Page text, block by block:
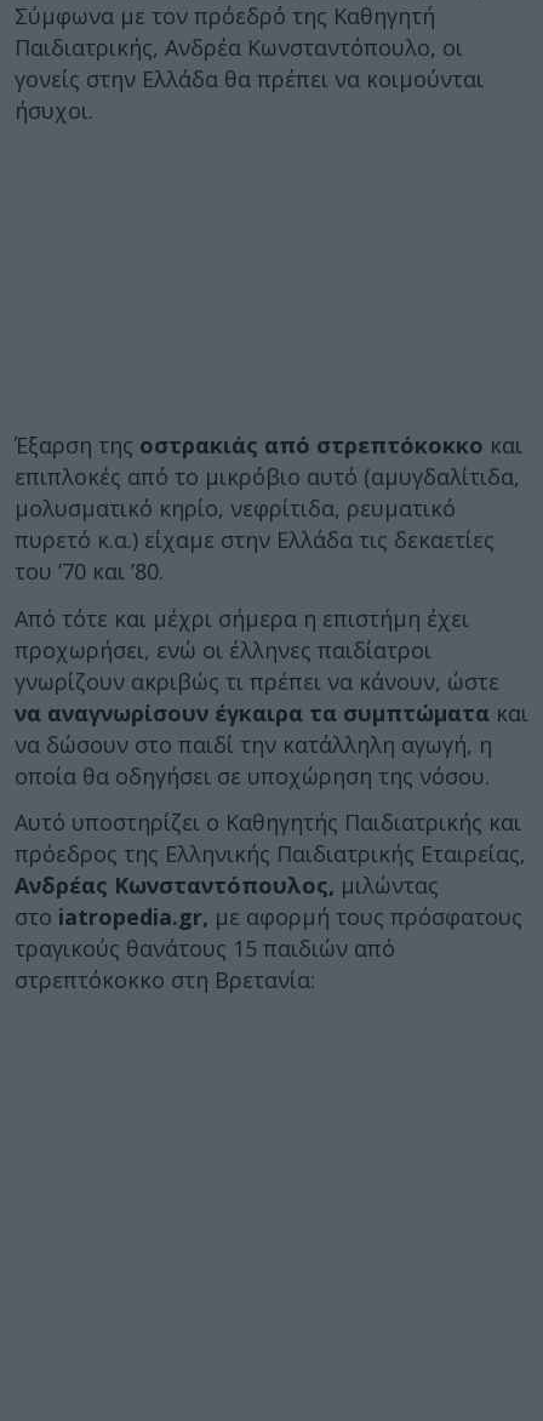
Σύμφωνα με τον πρόεδρό της Καθηγητή
Παιδιατρικής, Ανδρέα Κωνσταντόπουλο, οι
γονείς στην Ελλάδα θα πρέπει να κοιμούνται
ήσυχοι.
Έξαρση της οστρακιάς από στρεπτόκοκκο και
επιπλοκές από το μικρόβιο αυτό (αμυγδαλίτιδα,
μολυσματικό κηρίο, νεφρίτιδα, ρευματικό
πυρετό κ.α.) είχαμε στην Ελλάδα τις δεκαετίες
του ’70 και ’80.
Από τότε και μέχρι σήμερα η επιστήμη έχει
προχωρήσει, ενώ οι έλληνες παιδίατροι
γνωρίζουν ακριβώς τι πρέπει να κάνουν, ώστε
να αναγνωρίσουν έγκαιρα τα συμπτώματα και
να δώσουν στο παιδί την κατάλληλη αγωγή, η
οποία θα οδηγήσει σε υποχώρηση της νόσου.
Αυτό υποστηρίζει ο Καθηγητής Παιδιατρικής και
πρόεδρος της Ελληνικής Παιδιατρικής Εταιρείας,
Ανδρέας Κωνσταντόπουλος, μιλώντας
στο iatropedia.gr, με αφορμή τους πρόσφατους
τραγικούς θανάτους 15 παιδιών από
στρεπτόκοκκο στη Βρετανία: